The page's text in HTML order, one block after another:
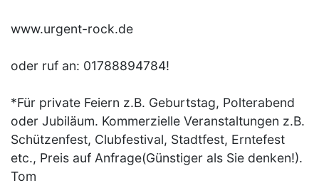
www.urgent-rock.de
oder ruf an: 01788894784!
*Für private Feiern z.B. Geburtstag, Polterabend
oder Jubiläum. Kommerzielle Veranstaltungen z.B.
Schützenfest, Clubfestival, Stadtfest, Erntefest
etc., Preis auf Anfrage(Günstiger als Sie denken!).
Tom